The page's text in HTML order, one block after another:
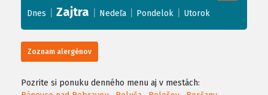
−
Dnes Zajtra Nedeľa Pondelok Utorok
Zoznam alergénov
Pozrite si ponuku denného menu aj v mestách: